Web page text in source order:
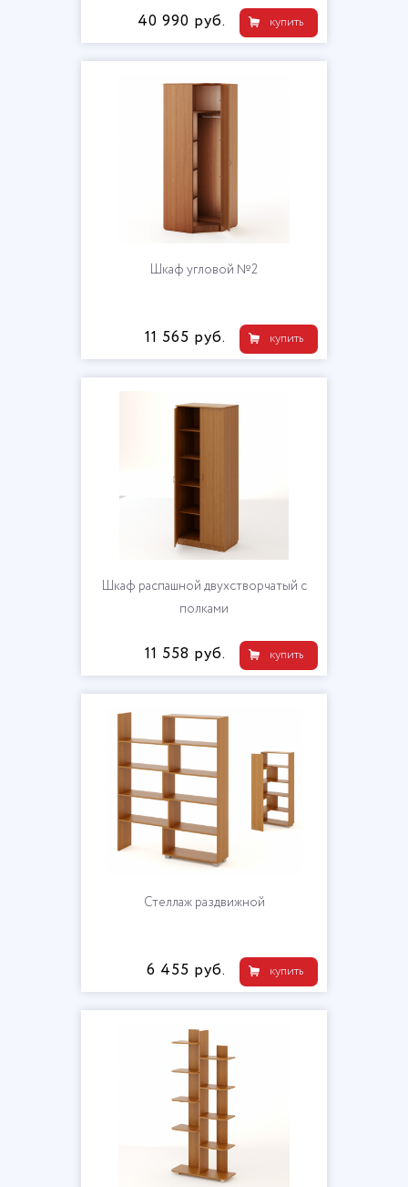
купить
40 990 руб.
Шкаф угловой №2
купить
11 565 руб.
Шкаф распашной двухстворчатый с
полками
купить
11 558 руб.
Стеллаж раздвижной
купить
6 455 руб.